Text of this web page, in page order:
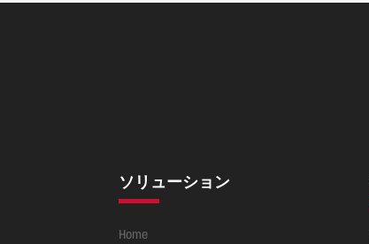
ソリューション
Home